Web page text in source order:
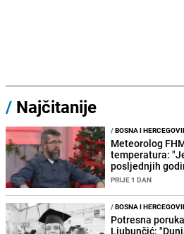
/ Najčitanije
/BOSNA I
Meteorolog
temperatura:
posljednjih
PRIJE 1 DAN
/BOSNA I
Potresna
Ljubunčić: